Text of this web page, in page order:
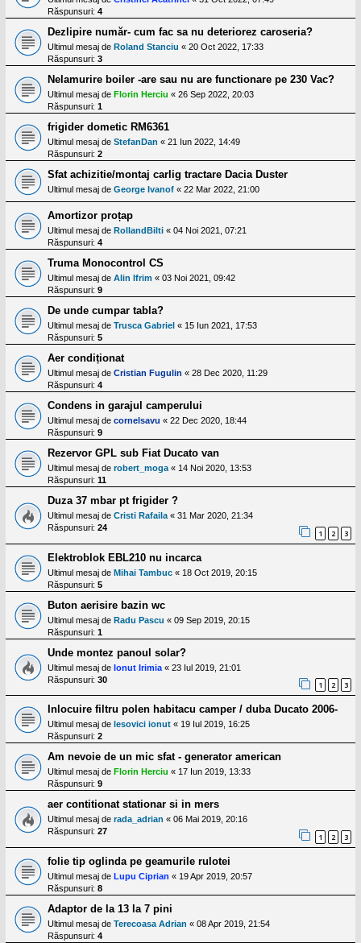
Răspunsuri: 4
Dezlipire număr- cum fac sa nu deteriorez caroseria?
Ultimul mesaj de Roland Stanciu « 20 Oct 2022, 17:33
Răspunsuri: 3
Nelamurire boiler -are sau nu are functionare pe 230 Vac?
Ultimul mesaj de Florin Herciu « 26 Sep 2022, 20:03
Răspunsuri: 1
frigider dometic RM6361
Ultimul mesaj de StefanDan « 21 Iun 2022, 14:49
Răspunsuri: 2
Sfat achizitie/montaj carlig tractare Dacia Duster
Ultimul mesaj de George Ivanof « 22 Mar 2022, 21:00
Amortizor proțap
Ultimul mesaj de RollandBilti « 04 Noi 2021, 07:21
Răspunsuri: 4
Truma Monocontrol CS
Ultimul mesaj de Alin Ifrim « 03 Noi 2021, 09:42
Răspunsuri: 9
De unde cumpar tabla?
Ultimul mesaj de Trusca Gabriel « 15 Iun 2021, 17:53
Răspunsuri: 5
Aer condiționat
Ultimul mesaj de Cristian Fugulin « 28 Dec 2020, 11:29
Răspunsuri: 4
Condens in garajul camperului
Ultimul mesaj de cornelsavu « 22 Dec 2020, 18:44
Răspunsuri: 9
Rezervor GPL sub Fiat Ducato van
Ultimul mesaj de robert_moga « 14 Noi 2020, 13:53
Răspunsuri: 11
Duza 37 mbar pt frigider ?
Ultimul mesaj de Cristi Rafaila « 31 Mar 2020, 21:34
Răspunsuri: 24
1 2 3
Elektroblok EBL210 nu incarca
Ultimul mesaj de Mihai Tambuc « 18 Oct 2019, 20:15
Răspunsuri: 5
Buton aerisire bazin wc
Ultimul mesaj de Radu Pascu « 09 Sep 2019, 20:15
Răspunsuri: 1
Unde montez panoul solar?
Ultimul mesaj de Ionut Irimia « 23 Iul 2019, 21:01
Răspunsuri: 30
1 2 3
Inlocuire filtru polen habitacu camper / duba Ducato 2006-
Ultimul mesaj de lesovici ionut « 19 Iul 2019, 16:25
Răspunsuri: 2
Am nevoie de un mic sfat - generator american
Ultimul mesaj de Florin Herciu « 17 Iun 2019, 13:33
Răspunsuri: 9
aer contitionat stationar si in mers
Ultimul mesaj de rada_adrian « 06 Mai 2019, 20:16
Răspunsuri: 27
1 2 3
folie tip oglinda pe geamurile rulotei
Ultimul mesaj de Lupu Ciprian « 19 Apr 2019, 20:57
Răspunsuri: 8
Adaptor de la 13 la 7 pini
Ultimul mesaj de Terecoasa Adrian « 08 Apr 2019, 21:54
Răspunsuri: 4